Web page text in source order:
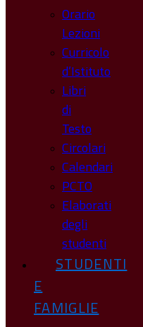
Orario
Lezioni
Curricolo
d’Istituto
Libri
di
Testo
Circolari
Calendari
PCTO
Elaborati
degli
studenti
STUDENTI
E
FAMIGLIE